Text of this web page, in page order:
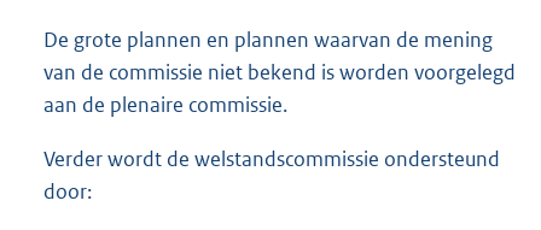
De grote plannen en plannen waarvan de mening
van de commissie niet bekend is worden voorgelegd
aan de plenaire commissie.
Verder wordt de welstandscommissie ondersteund
door: